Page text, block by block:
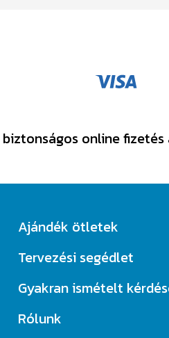
biztonságos online
Ajándék ötletek
Tervezési segédlet
Gyakran ismételt
Rólunk